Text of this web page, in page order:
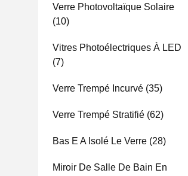
Verre Photovoltaïque Solaire
(10)
Vitres Photoélectriques À LED
(7)
Verre Trempé Incurvé (35)
Verre Trempé Stratifié (62)
Bas E A Isolé Le Verre (28)
Miroir De Salle De Bain En